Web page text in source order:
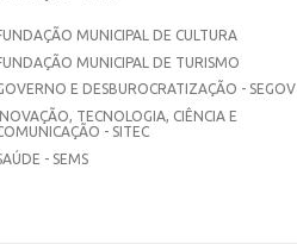
MUNICIPAL DE CULTURA
MUNICIPAL DE TURISMO
E DESBUROCRATIZAÇÃO - SEGOV
TECNOLOGIA, CIÊNCIA E
- SITEC
- SEMS